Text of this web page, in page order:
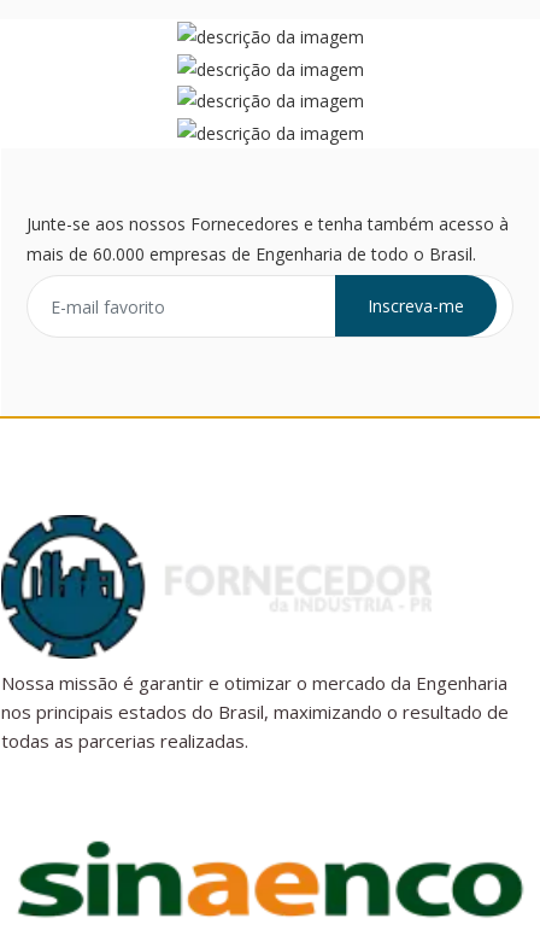
Junte-se aos nossos Fornecedores e tenha também acesso à
mais de 60.000 empresas de Engenharia de todo o Brasil.
Inscreva-me
Nossa missão é garantir e otimizar o mercado da Engenharia
nos principais estados do Brasil, maximizando o resultado de
todas as parcerias realizadas.